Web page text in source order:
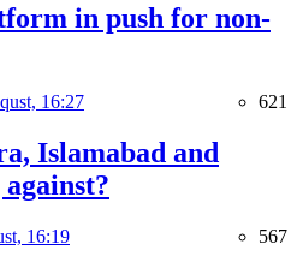
in push for non-
16:27 621
Islamabad and
16:19 567